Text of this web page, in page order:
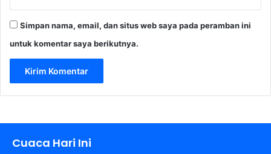
Simpan nama, email, dan situs web saya pada peramban ini
untuk komentar saya berikutnya.
Cuaca Hari Ini